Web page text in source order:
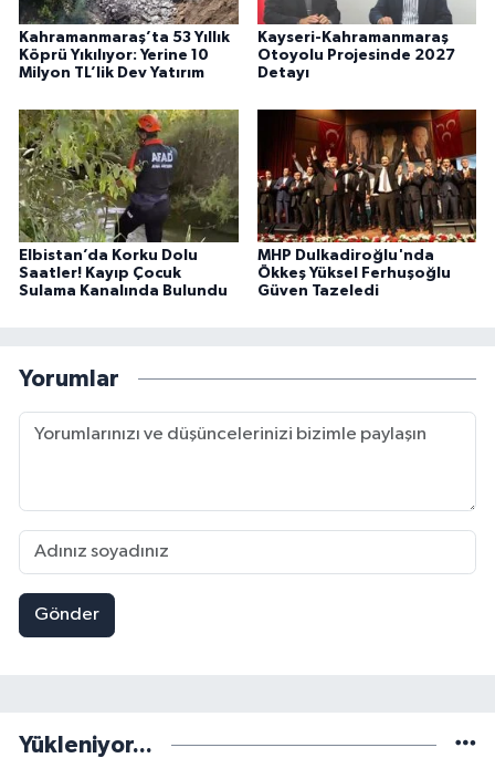
Kahramanmaraş’ta 53 Yıllık
Köprü Yıkılıyor: Yerine 10
Milyon TL’lik Dev Yatırım
Kayseri-Kahramanmaraş
Otoyolu Projesinde 2027
Detayı
Elbistan’da Korku Dolu
Saatler! Kayıp Çocuk
Sulama Kanalında Bulundu
MHP Dulkadiroğlu'nda
Ökkeş Yüksel Ferhuşoğlu
Güven Tazeledi
Yorumlar
Gönder
Yükleniyor...